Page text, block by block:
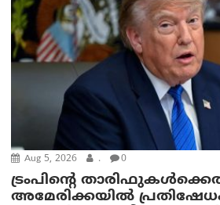
Aug 5, 2026 . 0
ട്രംപിന്റെ
അമേരിക്കയില്‍